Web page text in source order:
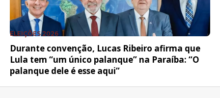
ELEIÇÕES 2026
Durante convenção, Lucas Ribeiro afirma que
Lula tem “um único palanque” na Paraíba: “O
palanque dele é esse aqui”